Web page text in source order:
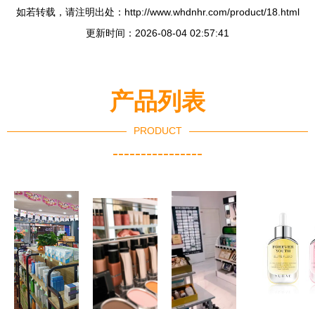
如若转载，请注明出处：http://www.whdnhr.com/product/18.html
更新时间：2026-08-04 02:57:41
产品列表
PRODUCT
----------------